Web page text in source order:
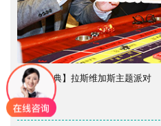
【年会盛典】拉斯维加斯主题派对